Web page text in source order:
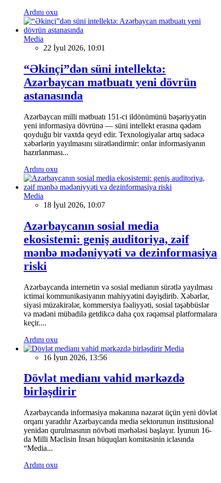
Ardını oxu
Media
22 İyul 2026, 10:01
“Əkinçi”dən süni intellektə:
Azərbaycan mətbuatı yeni dövrün
astanasında
Azərbaycan milli mətbuatı 151-ci ildönümünü bəşəriyyətin
yeni informasiya dövrünə — süni intellekt erasına qədəm
qoyduğu bir vaxtda qeyd edir. Texnologiyalar artıq sadəcə
xəbərlərin yayılmasını sürətləndirmir: onlar informasiyanın
hazırlanması...
Ardını oxu
Media
18 İyul 2026, 10:07
Azərbaycanın sosial media
ekosistemi: geniş auditoriya, zəif
mənbə mədəniyyəti və dezinformasiya
riski
Azərbaycanda internetin və sosial medianın sürətlə yayılması
ictimai kommunikasiyanın mahiyyətini dəyişdirib. Xəbərlər,
siyasi müzakirələr, kommersiya fəaliyyəti, sosial təşəbbüslər
və mədəni mübadilə getdikcə daha çox rəqəmsal platformalara
keçir....
Ardını oxu
Media
16 İyun 2026, 13:56
Dövlət medianı vahid mərkəzdə
birləşdirir
Azərbaycanda informasiya məkanına nəzarət üçün yeni dövlət
orqanı yaradılır Azərbaycanda media sektorunun institusional
yenidən qurulmasının növbəti mərhələsi başlayır. İyunun 16-
da Milli Məclisin İnsan hüquqları komitəsinin iclasında
“Media...
Ardını oxu